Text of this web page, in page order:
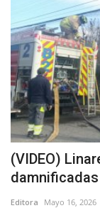
(VIDEO)
damnificadas
Editora Mayo 16, 2026